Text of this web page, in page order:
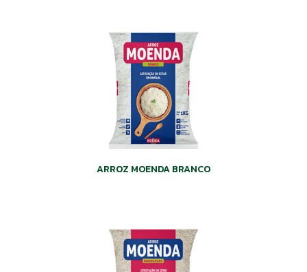
ARROZ MOENDA BRANCO